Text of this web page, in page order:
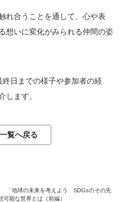
れ合うことを通して、心や表
想いに変化がみられる仲間の姿
日までの様子や参加者の経
します。
覧へ戻る
「地球の未来を考えよう SDGsのその先
能な世界とは（前編）